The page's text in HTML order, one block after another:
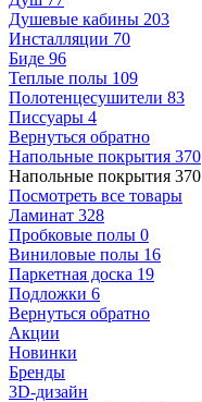
Душевые кабины 203
Инсталляции 70
Биде 96
Теплые полы 109
Полотенцесушители 83
Писсуары 4
Вернуться обратно
Напольные покрытия 370
Напольные покрытия 370
Посмотреть все товары
Ламинат 328
Пробковые полы 0
Виниловые полы 16
Паркетная доска 19
Подложки 6
Вернуться обратно
Акции
Новинки
Бренды
3D-дизайн